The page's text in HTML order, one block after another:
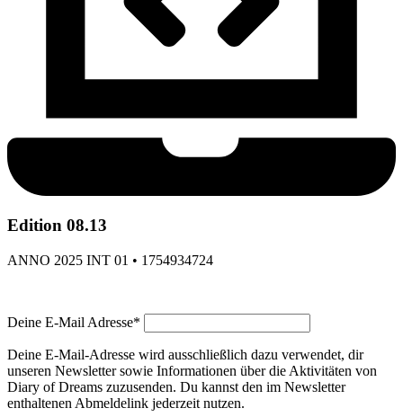
Edition 08.13
ANNO 2025 INT 01 • 1754934724
Deine E-Mail Adresse*
Deine E-Mail-Adresse wird ausschließlich dazu verwendet, dir
unseren Newsletter sowie Informationen über die Aktivitäten von
Diary of Dreams zuzusenden. Du kannst den im Newsletter
enthaltenen Abmeldelink jederzeit nutzen.